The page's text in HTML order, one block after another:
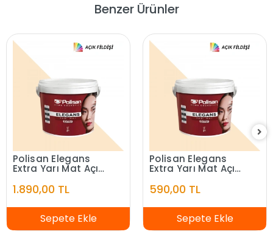
Benzer Ürünler
Polisan Elegans
Extra Yarı Mat Açık
1.890,00 TL
Sepete Ekle
Polisan Elegans
Extra Yarı Mat Açık
590,00 TL
Sepete Ekle